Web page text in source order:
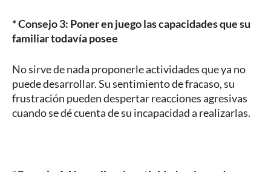
* Consejo 3: Poner en juego las capacidades que su
familiar todavía posee
No sirve de nada proponerle actividades que ya no
puede desarrollar. Su sentimiento de fracaso, su
frustración pueden despertar reacciones agresivas
cuando se dé cuenta de su incapacidad a realizarlas.